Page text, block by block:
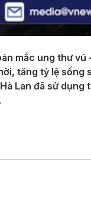
mắc ung thư
tăng tỷ lệ
Lan đã sử